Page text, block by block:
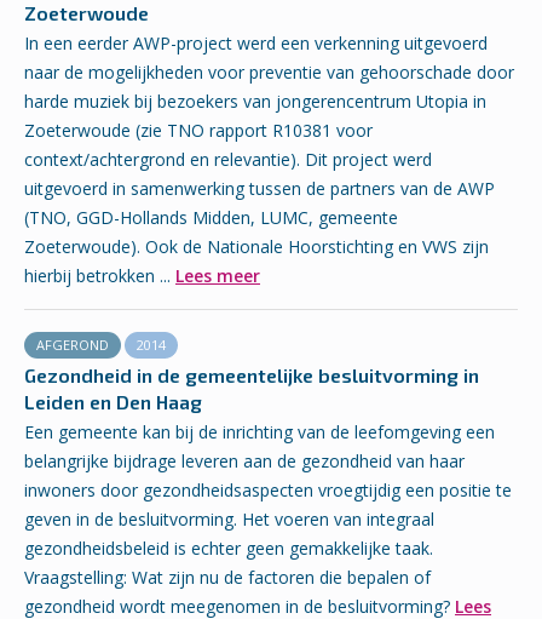
Zoeterwoude
In een eerder AWP-project werd een verkenning uitgevoerd
naar de mogelijkheden voor preventie van gehoorschade door
harde muziek bij bezoekers van jongerencentrum Utopia in
Zoeterwoude (zie TNO rapport R10381 voor
context/achtergrond en relevantie). Dit project werd
uitgevoerd in samenwerking tussen de partners van de AWP
(TNO, GGD-Hollands Midden, LUMC, gemeente
Zoeterwoude). Ook de Nationale Hoorstichting en VWS zijn
hierbij betrokken ... Lees meer
AFGEROND 2014
Gezondheid in de gemeentelijke besluitvorming in
Leiden en Den Haag
Een gemeente kan bij de inrichting van de leefomgeving een
belangrijke bijdrage leveren aan de gezondheid van haar
inwoners door gezondheidsaspecten vroegtijdig een positie te
geven in de besluitvorming. Het voeren van integraal
gezondheidsbeleid is echter geen gemakkelijke taak.
Vraagstelling: Wat zijn nu de factoren die bepalen of
gezondheid wordt meegenomen in de besluitvorming? Lees